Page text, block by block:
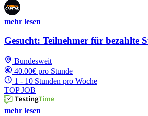
mehr lesen
Gesucht: Teilnehmer für bezahlte
Bundesweit
40.00€ pro Stunde
1 - 10 Stunden pro Woche
TOP JOB
mehr lesen